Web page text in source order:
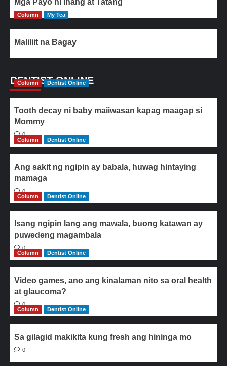
Mga Payo ni Inang at Tatang
Column My Tea
Maliliit na Bagay
DENTIST ONLINE
Column Dentist Online
Tooth decay ni baby maiiwasan kapag maagap si
Mommy
0
Column
Dentist Online
Ang sakit ng ngipin ay babala, huwag hintaying
mamaga
0
Column
Dentist Online
Isang ngipin lang ang mawala, buong katawan ay
puwedeng magambala
0
Column
Dentist Online
Video games, ano ang kinalaman nito sa oral health
at glaucoma?
0
Column
Dentist Online
Sa gilagid makikita kung fresh ang hininga mo
0